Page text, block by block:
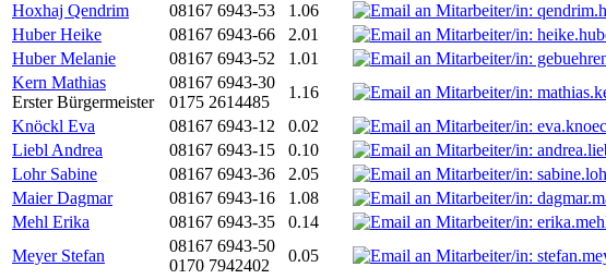
Hoxhaj Qendrim
08167 6943-53 1.06
Huber Heike
08167 6943-66 2.01
Huber Melanie
08167 6943-52 1.01
Kern Mathias
Erster Bürgermeister
08167 6943-30
0175 2614485
1.16
Knöckl Eva
08167 6943-12 0.02
Liebl Andrea
08167 6943-15 0.10
Lohr Sabine
08167 6943-36 2.05
Maier Dagmar
08167 6943-16 1.08
Mehl Erika
08167 6943-35 0.14
Meyer Stefan
08167 6943-50
0170 7942402
0.05